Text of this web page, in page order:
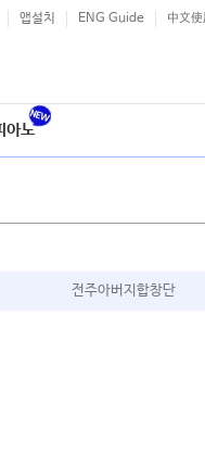
앱설치 ENG Guide 中文
아노
전주아버지합창단